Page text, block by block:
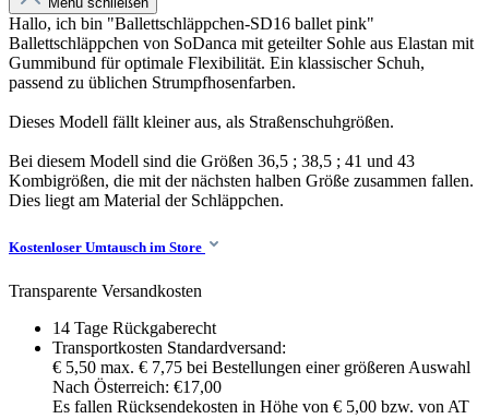
Hallo, ich bin "Ballettschläppchen-SD16 ballet pink"
Ballettschläppchen von SoDanca mit geteilter Sohle aus Elastan mit
Gummibund für optimale Flexibilität. Ein klassischer Schuh,
passend zu üblichen Strumpfhosenfarben.
Dieses Modell fällt kleiner aus, als Straßenschuhgrößen.
Bei diesem Modell sind die Größen 36,5 ; 38,5 ; 41 und 43
Kombigrößen, die mit der nächsten halben Größe zusammen fallen.
Dies liegt am Material der Schläppchen.
Kostenloser Umtausch im Store
Transparente Versandkosten
14 Tage Rückgaberecht
Transportkosten Standardversand:
€ 5,50 max. € 7,75 bei Bestellungen einer größeren Auswahl
Nach Österreich: €17,00
Es fallen Rücksendekosten in Höhe von € 5,00 bzw. von AT